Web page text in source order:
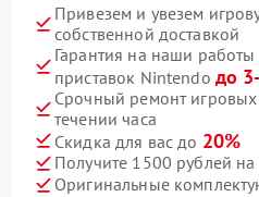
Привезем и увезем
собственной доставкой
Гарантия на наши
приставок Nintendo до
Срочный ремонт
течении часа
Скидка для вас до 20%
Получите 1500 рублей
Оригинальные